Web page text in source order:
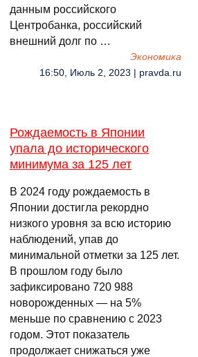
данным российского
Центробанка, российский
внешний долг по …
Экономика
16:50, Июль 2, 2023 | pravda.ru
Рождаемость в Японии
упала до исторического
минимума за 125 лет
В 2024 году рождаемость в
Японии достигла рекордно
низкого уровня за всю историю
наблюдений, упав до
минимальной отметки за 125 лет.
В прошлом году было
зафиксировано 720 988
новорожденных — на 5%
меньше по сравнению с 2023
годом. Этот показатель
продолжает снижаться уже